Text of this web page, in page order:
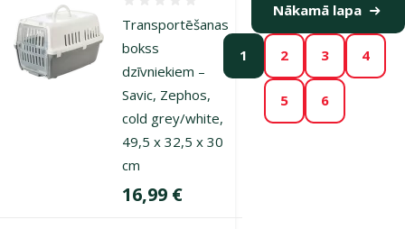
Transportēšanas
bokss
dzīvniekiem –
Savic, Zephos,
cold grey/white,
49,5 x 32,5 x 30
cm
Cena
16,99 €
1 2 3 4
5 6
Nākamā lapa